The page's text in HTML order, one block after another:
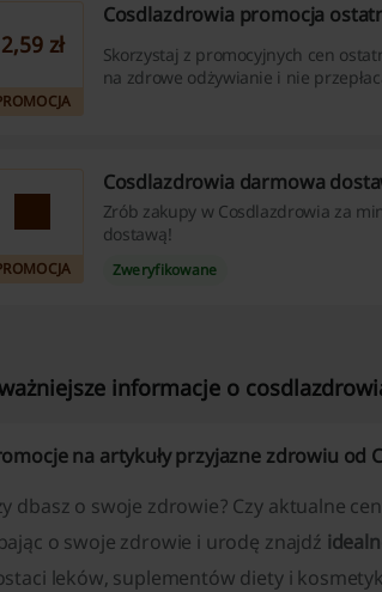
2,59 zł
Cosdlazdrowia promocja
Skorzystaj z promocyjnych cen
na zdrowe odżywianie i nie
Cosdlazdrowia darmowa
Zrób zakupy w Cosdlazdrowia za
dostawą!
Zweryfikowane
informacje o
na artykuły przyjazne zdrowiu od
dbasz o swoje zdrowie? Czy aktualne
o swoje zdrowie i urodę znajdź
leków, suplementów diety i